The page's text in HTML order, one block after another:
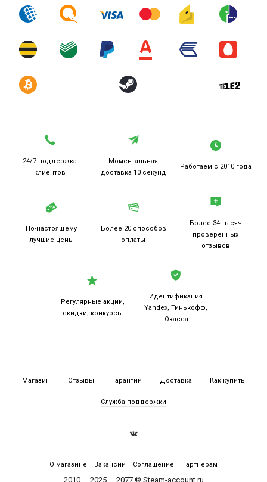
24/7 поддержка
клиентов
Моментальная
доставка 10 секунд
Работаем с 2010 года
По-настоящему
лучшие цены
Более 20 способов
оплаты
Более 34 тысяч
проверенных
отзывов
Регулярные акции,
скидки, конкурсы
Идентификация
Yandex, Тинькофф,
Юкасса
Магазин Отзывы Гарантии Доставка Как купить
Служба поддержки
2010 — 2025 — 2077 © Steam-account.ru
О магазине Вакансии Соглашение Партнерам